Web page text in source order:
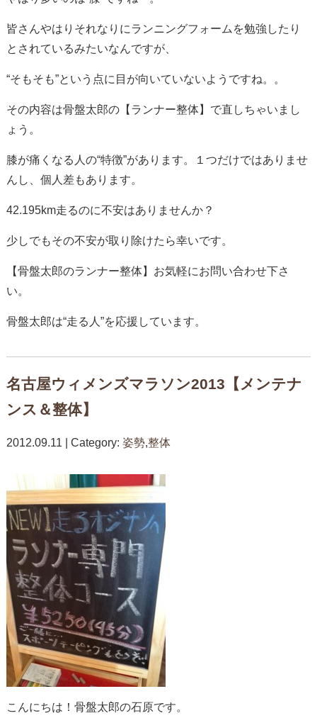
皆さんやはりそれなりにランニングフォームを勉強したり
とされているみたいなんですが、
“そもそも”という点に目が向いていないようですね。。
その内容は骨盤太郎の【ランナー整体】で直しちゃいまし
ょう。
膝が痛くなる人の“特徴”があります。１つだけではありませ
んし、個人差もあります。
42.195km走るのに不安はありませんか？
少しでもその不安が取り除けたら幸いです。
【骨盤太郎のランナー整体】お気軽にお問い合わせ下さ
い。
骨盤太郎は“走る人”を応援しています。
名古屋ウィメンズマラソン2013【メンテナ
ンス＆整体】
2012.09.11 | Category: 姿勢,整体
こんにちは！骨盤太郎の石原です。